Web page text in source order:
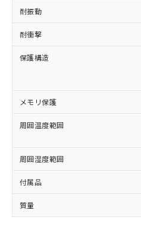
耐振動
耐衝撃
保護構造
メモリ保護
周囲温度範囲
周囲湿度範囲
付属品
質量
メンバーズにご
お客様が当ウェ
登録された部品
および当社の共
品・サービスに
※当社の共同利
用者の範囲」に
※3 非含有証明書ダ
下記の非含有証明書を
EU RoHS指令（10物
51物質の非含有証明書
※本証明書は発行日時
るもので、過去に遡っ
ものではありません。
また、RoHS指令の
物質の対応では、対応
荷製品に未対応品が混
欄に対応日を記載して
既に当社にて対応品